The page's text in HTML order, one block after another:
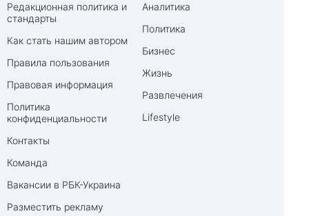
Редакционная политика и
стандарты
Как стать нашим автором
Правила пользования
Правовая информация
Политика
конфиденциальности
Контакты
Команда
Вакансии в РБК-Украина
Разместить рекламу
Аналитика
Политика
Бизнес
Жизнь
Развлечения
Lifestyle